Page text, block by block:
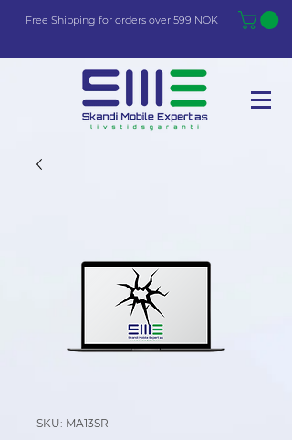
Free Shipping for orders over 599 NOK
SKU: MA13SR